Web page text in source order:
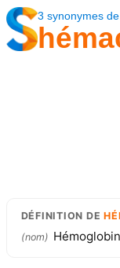
3 synonymes de
DÉFINITION DE
(nom)